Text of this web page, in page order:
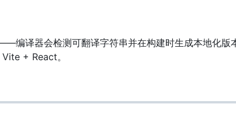
译器会检测可翻译字符串并在构建时生成本地化版
+ React。